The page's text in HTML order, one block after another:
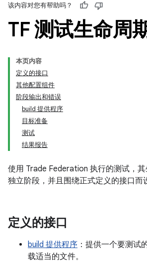
该内容对您有帮助吗？
TF 测试生命周
本页内容
定义的接口
其他配置组件
阶段输出和错误
build 提供程序
目标准备
测试
结果报告
使用 Trade Federation 执行的测试，
独立阶段，并且围绕正式定义的接口而
定义的接口
build 提供程序 ：提供一个要测试
载适当的文件。